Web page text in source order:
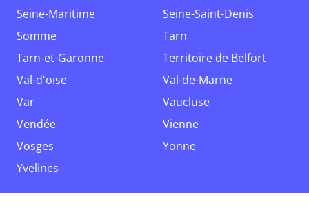
Seine-Maritime
Seine-Saint-Denis
Somme
Tarn
Tarn-et-Garonne
Territoire de Belfort
Val-d'oise
Val-de-Marne
Var
Vaucluse
Vendée
Vienne
Vosges
Yonne
Yvelines